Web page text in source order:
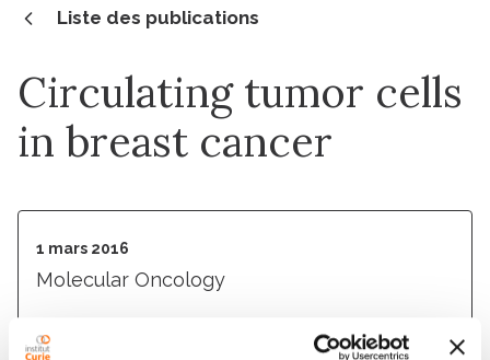
Liste des publications
Circulating tumor cells
in breast cancer
1 mars 2016
Molecular Oncology
DOI : 10.1016/j.molonc.2016.01.001